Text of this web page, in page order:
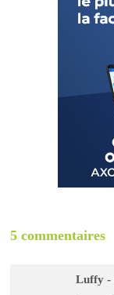
5 commentaires
Luffy -